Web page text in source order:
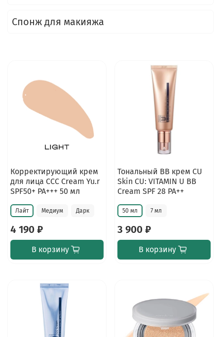
Спонж для макияжа
Корректирующий крем
для лица CCC Cream Yu.r
SPF50+ PA+++ 50 мл
Лайт Медиум Дарк
4 190 ₽
В корзину
Тональный BB крем CU
Skin CU: VITAMIN U BB
Cream SPF 28 PA++
50 мл 7 мл
3 900 ₽
В корзину